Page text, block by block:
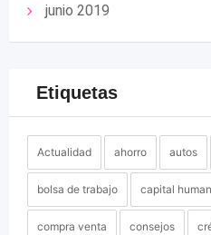
junio 2019
Etiquetas
Actualidad ahorro autos
bolsa de trabajo capital
compra venta consejos